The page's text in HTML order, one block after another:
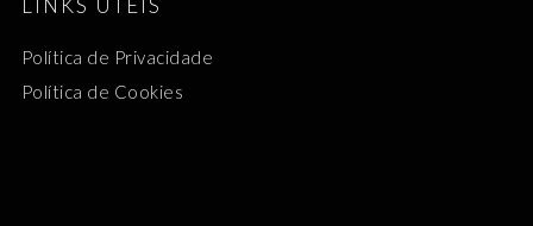
LINKS ÚTEIS
Política de Privacidade
Política de Cookies